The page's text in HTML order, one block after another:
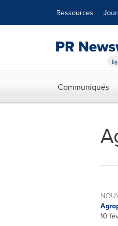
Ressources
Communiqués
10